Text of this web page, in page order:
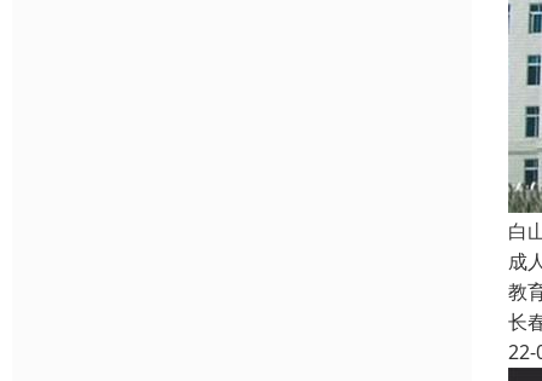
白
成
教
长
22-